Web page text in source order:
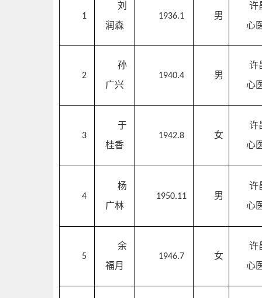
1
刘
润森
1936.1 男
许
心
2
孙
广兴
1940.4 男
许
心
3
于
桂香
1942.8 女
许
心
4
杨
广林
1950.11 男
许
心
5
余
福月
1946.7 女
许
心